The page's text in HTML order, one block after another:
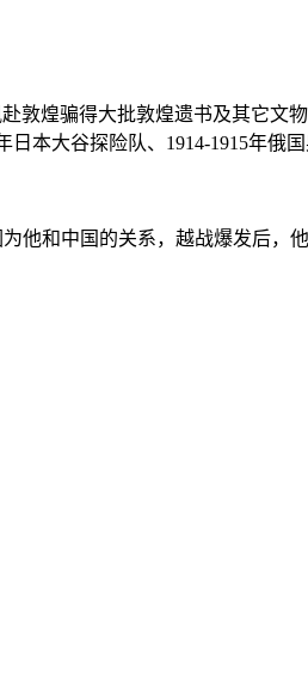
敦煌骗得大批敦煌遗书及其它文
本大谷探险队、1914-1915年俄
他和中国的关系，越战爆发后